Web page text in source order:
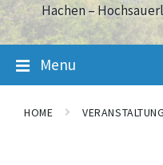
Hachen –
Menu
HOME